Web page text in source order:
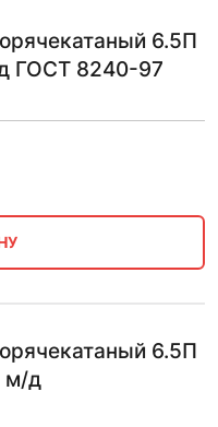
6.5П
ГОСТ 8240-97
6.5П
м/д